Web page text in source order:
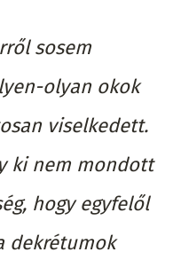
sosem
olyan okok
viselkedett.
ki nem mondott
hogy egyfelől
dekrétumok